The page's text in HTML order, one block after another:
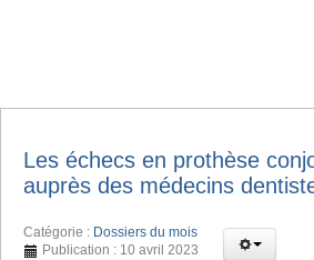
Les échecs en prothèse
auprès des médecins
Catégorie : Dossiers du mois
Publication : 10 avril 2023